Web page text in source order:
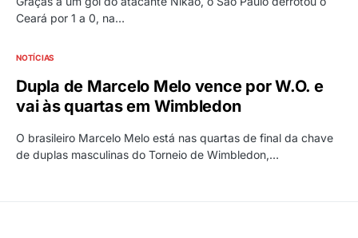
Ceará por 1 a 0, na…
NOTÍCIAS
Dupla de Marcelo Melo vence por W.O. e
vai às quartas em Wimbledon
O brasileiro Marcelo Melo está nas quartas de final da chave
de duplas masculinas do Torneio de Wimbledon,…